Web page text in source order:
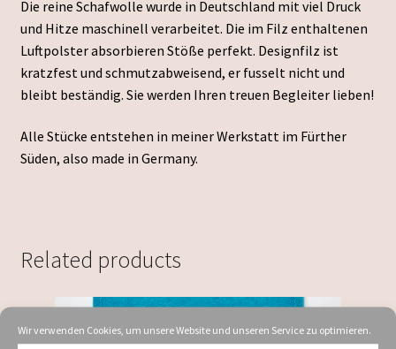
Wir verwenden Cookies, um unsere Website und unseren Service zu optimieren.
Die reine Schafwolle wurde in Deutschland mit viel Druck
und Hitze maschinell verarbeitet. Die im Filz enthaltenen
Luftpolster absorbieren Stöße perfekt. Designfilz ist
kratzfest und schmutzabweisend, er fusselt nicht und
bleibt beständig. Sie werden Ihren treuen Begleiter lieben!
Alle Stücke entstehen in meiner Werkstatt im Fürther
Süden, also made in Germany.
Related products